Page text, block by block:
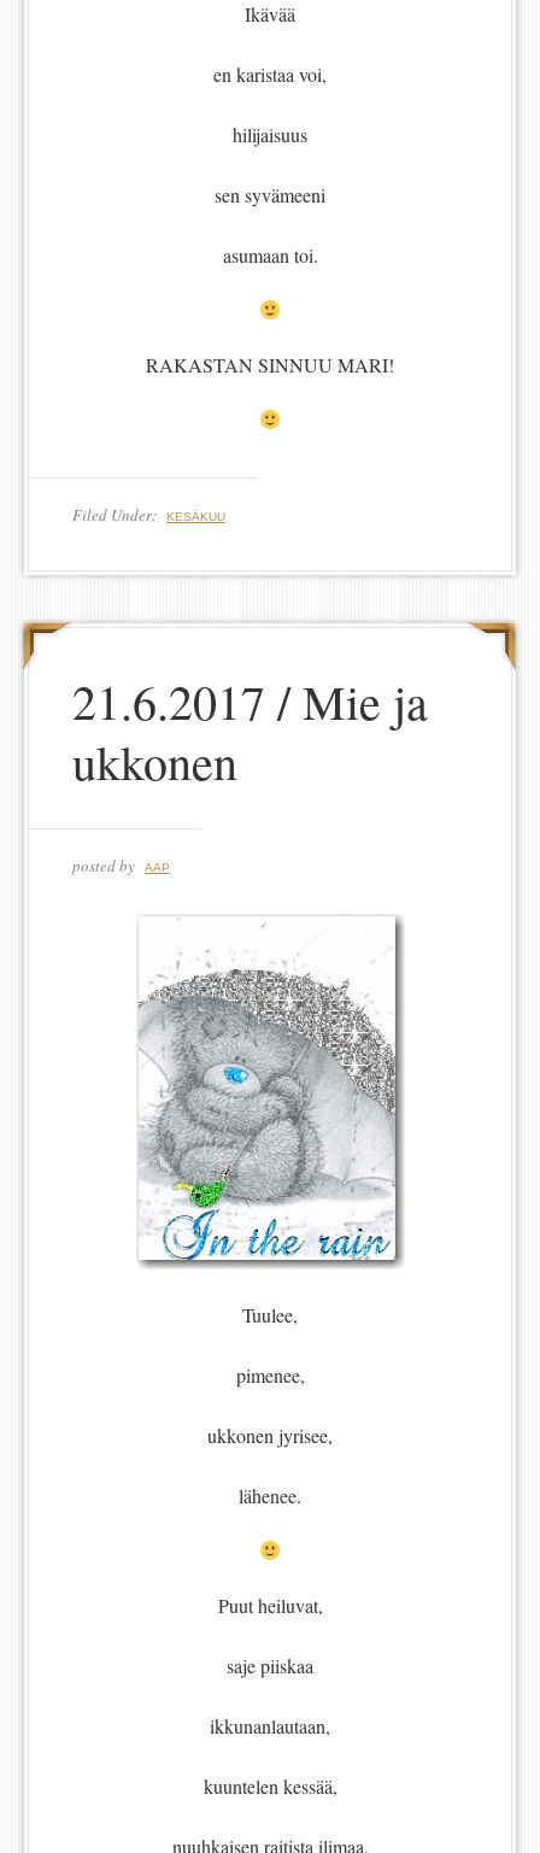
Ikävää
en karistaa voi,
hilijaisuus
sen syvämeeni
asumaan toi.
RAKASTAN SINNUU MARI!
Filed Under: KESÄKUU
21.6.2017 / Mie ja
ukkonen
posted by AAP
Tuulee,
pimenee,
ukkonen jyrisee,
lähenee.
Puut heiluvat,
saje piiskaa
ikkunanlautaan,
kuuntelen kessää,
nuuhkaisen raitista ilimaa,